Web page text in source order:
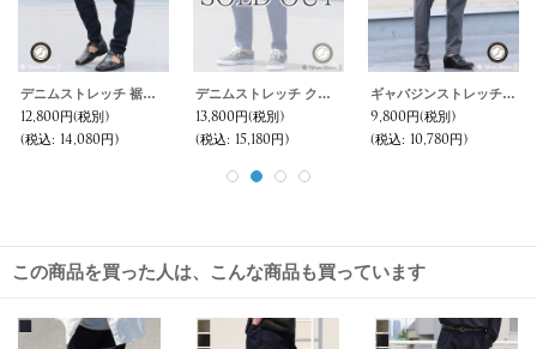
デニムストレッチ 裾リブ イージージョッパーズ アンクルパンツ【MADE IN JAPAN】『日本製』【送料無料】 / Upscape Audience
12,800円(税別)
(税込: 14,080円)
デニムストレッチ クライミング アンクルパンツ【MADE IN JAPAN】『日本製』【送料無料】 / Upscape Audience
13,800円(税別)
(税込: 15,180円)
ギャバジンストレッチ イージー テーパードイージーアンクルパンツ【MADE IN JAPAN】『日本製』 / Upscape Audience
9,800円(税別)
(税込: 10,780円)
この商品を買った人は、こんな商品も買っています